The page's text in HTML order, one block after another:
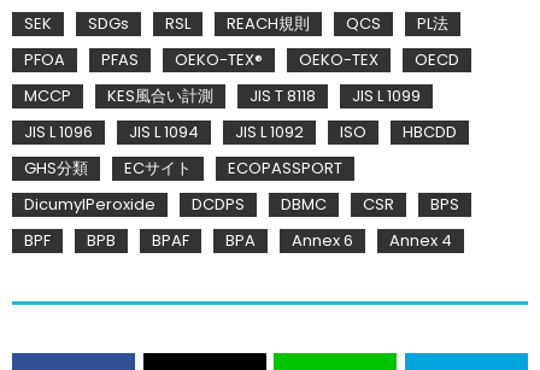
SEK
SDGs RSL REACH規則 QCS
PL法
PFOA
PFAS OEKO-TEX® OEKO-TEX
OECD
MCCP
KES風合い計測 JIS T 8118
JIS L 1099
JIS L 1096
JIS L 1094 JIS L 1092 ISO
HBCDD
GHS分類
ECサイト
ECOPASSPORT
DicumylPeroxide
DCDPS DBMC CSR
BPS
BPF
BPB BPAF BPA Annex 6 Annex 4